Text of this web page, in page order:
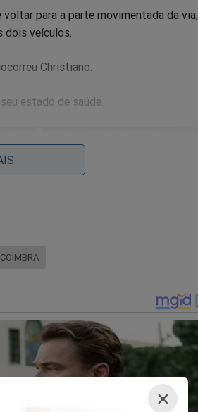
×
para a parte movimentada da via,
dois veículos.
Christiano.
estado de saúde.